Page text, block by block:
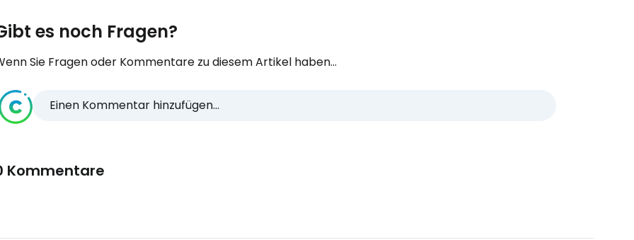
es noch Fragen?
Sie Fragen oder Kommentare zu diesem Artikel haben...
Einen Kommentar hinzufügen...
Kommentare